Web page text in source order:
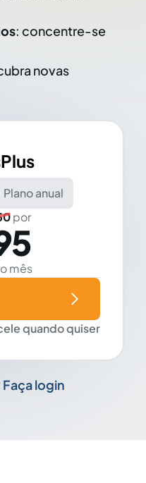
: concentre-se
novas
Plano anual
por
mês
quando quiser
Faça login